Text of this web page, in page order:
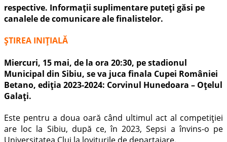
respective. Informații suplimentare puteți găsi pe
canalele de comunicare ale finalistelor.
ȘTIREA INIȚIALĂ
Miercuri, 15 mai, de la ora 20:30, pe stadionul
Municipal din Sibiu, se va juca finala Cupei României
Betano, ediția 2023-2024: Corvinul Hunedoara – Oțelul
Galați.
Este pentru a doua oară când ultimul act al competiției
are loc la Sibiu, după ce, în 2023, Sepsi a învins-o pe